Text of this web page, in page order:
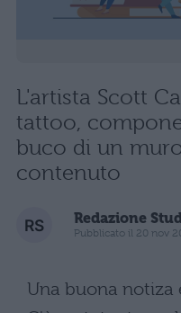
L'artista Scott
tattoo,
buco di un
contenuto
Redazione
Pubblicato il 20 nov
Una buona notiza